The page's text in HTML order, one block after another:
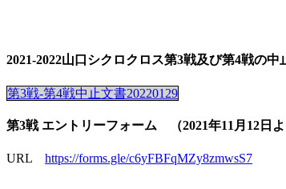
2021-2022山口シクロクロス第3戦及び第4戦の
第3戦-第4戦中止文書20220129
第3戦 エントリーフォーム （2021年11月12日よ
URL https://forms.gle/c6yFBFqMZy8zmwsS7